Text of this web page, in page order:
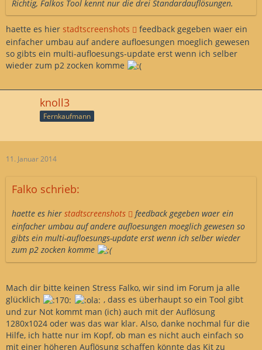
Richtig, Falkos Tool kennt nur die drei Standardauflösungen.
haette es hier stadtscreenshots
feedback gegeben waer ein
einfacher umbau auf andere aufloesungen moeglich gewesen
so gibts ein multi-aufloesungs-update erst wenn ich selber
wieder zum p2 zocken komme
knoll3
Fernkaufmann
11. Januar 2014
Falko schrieb:
haette es hier stadtscreenshots
feedback gegeben waer ein
einfacher umbau auf andere aufloesungen moeglich gewesen so
gibts ein multi-aufloesungs-update erst wenn ich selber wieder
zum p2 zocken komme
Mach dir bitte keinen Stress Falko, wir sind im Forum ja alle
glücklich
, dass es überhaupt so ein Tool gibt
und zur Not kommt man (ich) auch mit der Auflösung
1280x1024 oder was das war klar. Also, danke nochmal für die
Hilfe, ich hatte nur im Kopf, ob man es nicht auch einfach so
mit einer höheren Auflösung schaffen könnte das Kit zu